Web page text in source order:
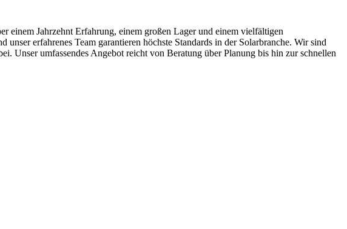
einem Jahrzehnt Erfahrung, einem großen Lager und einem vielfältigen
erfahrenes Team garantieren höchste Standards in der Solarbranche. Wir sind
Unser umfassendes Angebot reicht von Beratung über Planung bis hin zur schnellen